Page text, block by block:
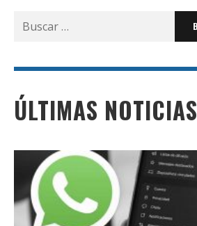
Buscar
por:
ÚLTIMAS NOTICIAS